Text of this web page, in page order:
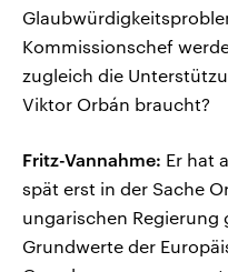
Kommissionschef
zugleich die
Viktor Orbán braucht?
Fritz-Vannahme: Er hat
spät erst in der Sache
ungarischen Regierung
Grundwerte der